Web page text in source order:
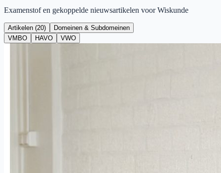
Examenstof en gekoppelde nieuwsartikelen voorWiskunde
Artikelen (20)
Domeinen & Subdomeinen
VMBO
HAVO VWO